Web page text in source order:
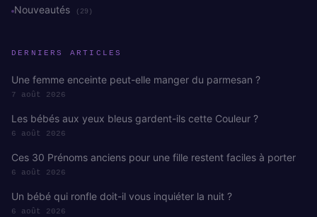
Nouveautés (29)
DERNIERS ARTICLES
Une femme enceinte peut-elle manger du parmesan ?
7 août 2026
Les bébés aux yeux bleus gardent-ils cette Couleur ?
6 août 2026
Ces 30 Prénoms anciens pour une fille restent faciles à porter
6 août 2026
Un bébé qui ronfle doit-il vous inquiéter la nuit ?
6 août 2026